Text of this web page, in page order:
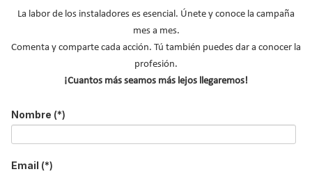
y pens...
e...
u
s
c
r
La labor de los instaladores es esencial. Únete y conoce la campaña
mes a mes.
Comenta y comparte cada acción. Tú también puedes dar a conocer la
profesión.
¡Cuantos más seamos más lejos llegaremos!
Nombre (*)
Email (*)